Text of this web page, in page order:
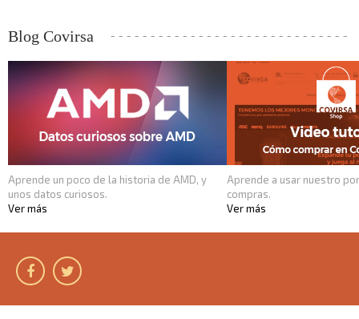
Blog Covirsa
Aprende un poco de la historia de AMD, y
unos datos curiosos.
Ver más
Aprende a usar nuestro
compras.
Ver más